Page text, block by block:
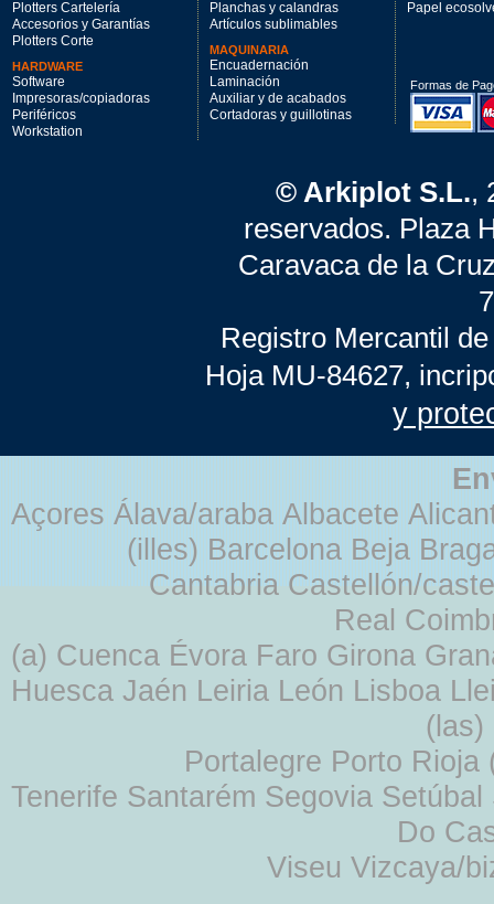
Plotters Cartelería
Accesorios y Garantías
Plotters Corte
HARDWARE
Software
Impresoras/copiadoras
Periféricos
Workstation
Planchas y calandras
Artículos sublimables
MAQUINARIA
Encuadernación
Laminación
Auxiliar y de acabados
Cortadoras y guillotinas
Papel
Formas de
© Arkiplot S.L.,
reservados. Plaza
Caravaca de la
Registro Mercantil
Hoja MU-84627,
y
Açores Álava/araba Albacete
(illes) Barcelona Beja
Cantabria Castellón/
Real
(a) Cuenca Évora Faro Girona
Huesca Jaén Leiria León Lisboa
Portalegre Porto
Tenerife Santarém Segovia
Do
Viseu Vizcaya/